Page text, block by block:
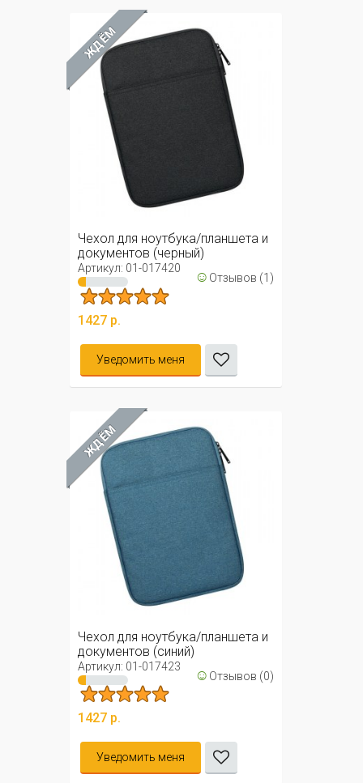
ЖДЁМ
Чехол для ноутбука/планшета и
документов (черный)
Артикул: 01-017420 ☺ Отзывов (1)
1427 р.
Уведомить меня
ЖДЁМ
Чехол для ноутбука/планшета и
документов (синий)
Артикул: 01-017423 ☺ Отзывов (0)
1427 р.
Уведомить меня